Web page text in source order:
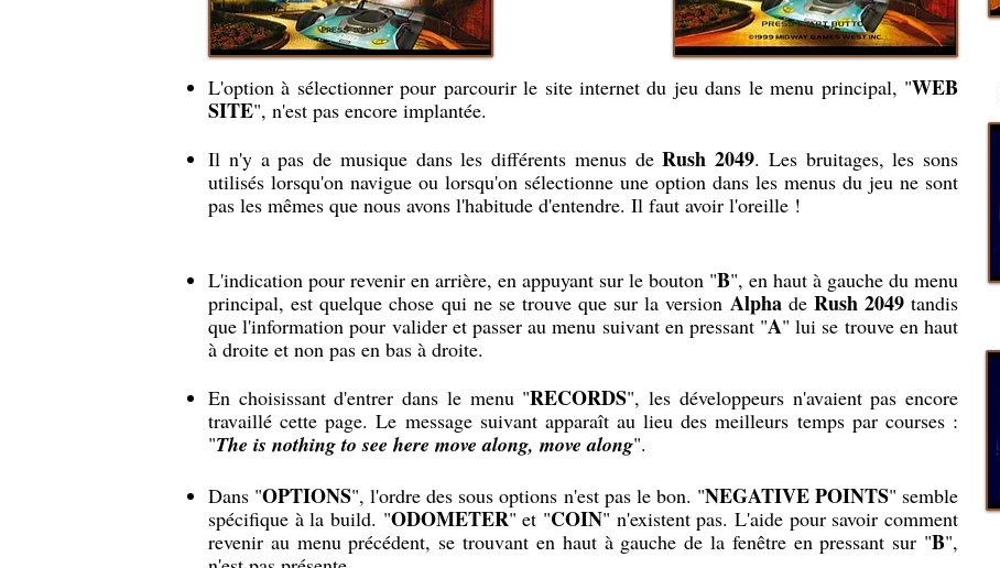
L'option à sélectionner pour parcourir le site internet du jeu dans le menu principal, "WEB
SITE", n'est pas encore implantée.
Il n'y a pas de musique dans les différents menus deRush 2049. Les bruitages, les sons
utilisés lorsqu'on navigue ou lorsqu'on sélectionne une option dans les menus du jeu ne sont
pas les mêmes que nous avons l'habitude d'entendre. Il faut avoir l'oreille !
L'indication pour revenir en arrière, en appuyant sur le bouton "B", en haut à gauche du menu
principal, est quelque chose qui ne se trouve que sur la version Alphade Rush 2049tandis
que l'information pour valider et passer au menu suivant en pressant "A" lui se trouve en haut
à droite et non pas en bas à droite.
En choisissant d'entrer dans le menu "RECORDS", les développeurs n'avaient pas encore
travaillé cette page. Le message suivant apparaît au lieu des meilleurs temps par courses :
"The is nothing to see here move along, move along".
Dans "OPTIONS", l'ordre des sous options n'est pas le bon. "NEGATIVE POINTS" semble
spécifique à la build. "ODOMETER" et "COIN" n'existent pas. L'aide pour savoir comment
revenir au menu précédent, se trouvant en haut à gauche de la fenêtre en pressant sur "B",